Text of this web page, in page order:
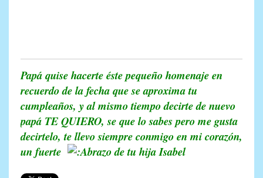
Papá quise hacerte éste pequeño homenaje en
recuerdo de la fecha que se aproxima tu
cumpleaños, y al mismo tiempo decirte de nuevo
papá TE QUIERO, se que lo sabes pero me gusta
decirtelo, te llevo siempre conmigo en mi corazón,
un fuerte
de tu hija Isabel